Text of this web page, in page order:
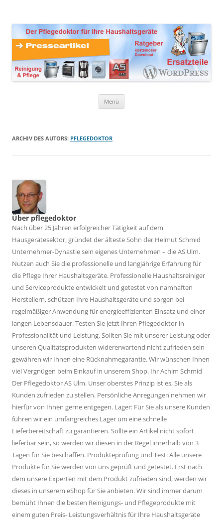
Haushaltsgeräte
Reinigungsprodukte und Pflegemittel
Menü
ARCHIV DES AUTORS: PFLEGEDOKTOR
Über pflegedoktor
Nach über 25 Jahren erfolgreicher Tätigkeit auf dem
Hausgerätesektor, gründet der älteste Sohn der Helmut Schmid
Unternehmer-Dynastie sein eigenes Unternehmen – die AS Ulm.
Nutzen auch Sie die professionelle und langjährige Erfahrung für
die Pflege Ihrer Haushaltsgeräte. Professionelle Haushaltsreiniger
und Serviceprodukte entwickelt und getestet von namhaften
Herstellern, schützen Ihre Haushaltsgeräte und sorgen bei
regelmäßiger Anwendung für energieeffizienten Einsatz und einer
langen Lebensdauer. Testen Sie jetzt Ihren Pflegedoktor in
Professionalität und Leistung. Sollten Sie mit unserer Leistung oder
unseren Qualitätsprodukten widererwartend nicht zufrieden sein
gewähren wir Ihnen eine Rücknahmegarantie. Wir wünschen Ihnen
viel Vergnügen beim Einkauf in unserem Shop. Ihr Achim Schmid
Der Pflegedoktor AS Ulm. Unser oberstes Prinzip ist es, Sie als
Kunden zufrieden zu stellen. Persönliche Anregungen nehmen wir
hierfür von Ihnen gerne entgegen. Lager: Für Sie als unsere Kunden
führen wir ein umfangreiches Lager um eine schnelle
Lieferbereitschaft zu garantieren. Sollte ein Artikel nicht sofort
lieferbar sein, so werden wir diesen in der Regel innerhalb von 3
Tagen für Sie beschaffen. Produkteprüfung und Test: Alle unsere
Produkte für Sie werden von uns geprüft und getestet. Erst nach
dem unsere Experten mit dem Produkt zufrieden sind, werden wir
dieses in unserem eShop für Sie anbieten. Wir sind immer darum
bemüht Ihnen die besten Reinigungs- und Pflegeprodukte mit
einem guten Preis- Leistungsverhältnis für Ihre Haushaltsgeräte